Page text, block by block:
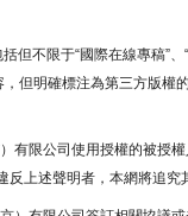
但不限于“國際在線專稿”
，但明確標注為第三方版
有限公司使用授權的被授
反上述聲明者，本網將追究